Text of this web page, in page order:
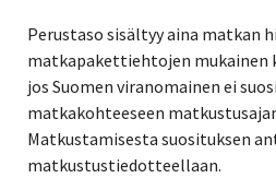
Perustaso sisältyy aina matkan
matkapakettiehtojen mukainen
jos Suomen viranomainen ei
matkakohteeseen
Matkustamisesta suosituksen
matkustustiedotteellaan.